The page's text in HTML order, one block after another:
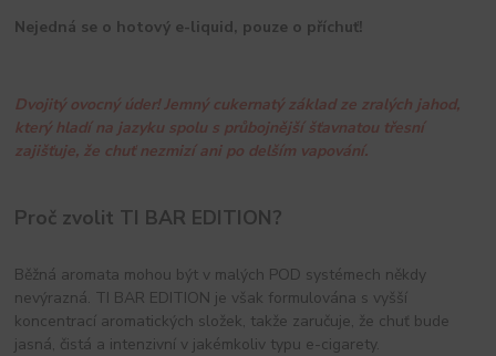
Nejedná se o hotový e-liquid, pouze o příchuť!
Dvojitý ovocný úder! Jemný cukernatý základ ze zralých jahod,
který hladí na jazyku spolu s průbojnější šťavnatou třesní
zajišťuje, že chuť nezmizí ani po delším vapování.
Proč zvolit TI BAR EDITION?
Běžná aromata mohou být v malých POD systémech někdy
nevýrazná. TI BAR EDITION je však formulována s vyšší
koncentrací aromatických složek, takže zaručuje, že chuť bude
jasná, čistá a intenzivní v jakémkoliv typu e-cigarety.